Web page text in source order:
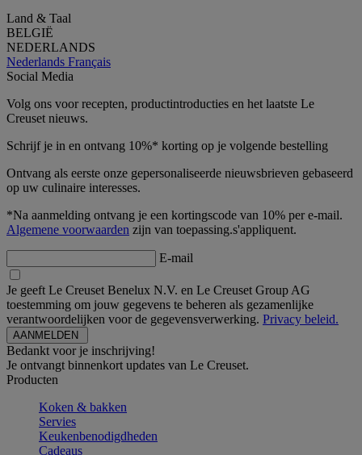
Land & Taal
BELGIË
NEDERLANDS
Nederlands Français
Social Media
Volg ons voor recepten, productintroducties en het laatste Le
Creuset nieuws.
Schrijf je in en ontvang 10%* korting op je volgende bestelling
Ontvang als eerste onze gepersonaliseerde nieuwsbrieven gebaseerd
op uw culinaire interesses.
*Na aanmelding ontvang je een kortingscode van 10% per e-mail.
Algemene voorwaarden zijn van toepassing.s'appliquent.
E-mail
Je geeft Le Creuset Benelux N.V. en Le Creuset Group AG
toestemming om jouw gegevens te beheren als gezamenlijke
verantwoordelijken voor de gegevensverwerking. Privacy beleid.
Bedankt voor je inschrijving!
Je ontvangt binnenkort updates van Le Creuset.
Producten
Koken & bakken
Servies
Keukenbenodigdheden
Cadeaus